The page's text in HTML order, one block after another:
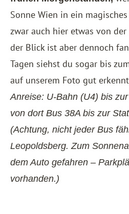
Sonne Wien in ein
zwar auch hier etwas von
der Blick ist aber dennoch
Tagen siehst du sogar bis
auf unserem Foto gut
Anreise: U-Bahn (U4) bis
von dort Bus 38A bis zur
(Achtung, nicht jeder Bus
Leopoldsberg. Zum
dem Auto gefahren –
vorhanden.)